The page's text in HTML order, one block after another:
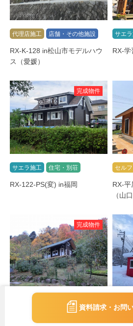
代理店施工 店舗・その他施設
RX-K-128 in松山市モデルハウ
ス（愛媛）
サエ
RX-学
完成物件
サエラ施工 住宅・別荘
RX-122-PS(変) in福岡
セル
RX-
（山口
完成物件
住宅・別荘
RX-Model in札幌市（北海道）
RX-
資料請求・お問